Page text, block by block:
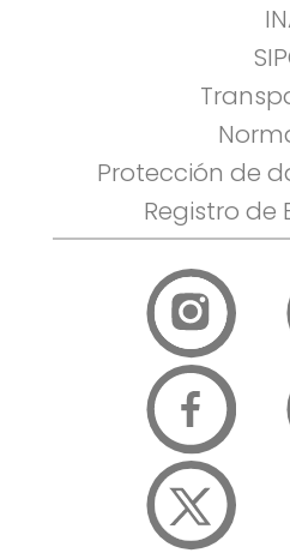
Protección de
Registro de